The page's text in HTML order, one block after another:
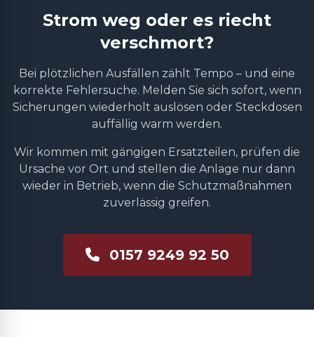
Strom weg oder es riecht
verschmort?
Bei plötzlichen Ausfällen zählt Tempo – und eine
korrekte Fehlersuche. Melden Sie sich sofort, wenn
Sicherungen wiederholt auslösen oder Steckdosen
auffällig warm werden.
Wir kommen mit gängigen Ersatzteilen, prüfen die
Ursache vor Ort und stellen die Anlage nur dann
wieder in Betrieb, wenn die Schutzmaßnahmen
zuverlässig greifen.
0157 9249 92 50